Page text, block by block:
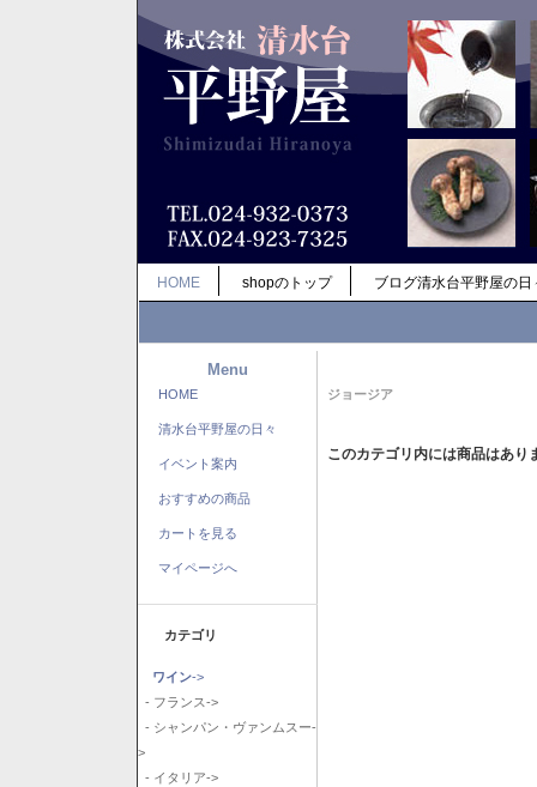
HOME shopのトップ ブログ清水台平野屋の日
Menu
HOME
清水台平野屋の日々
イベント案内
おすすめの商品
カートを見る
マイページへ
カテゴリ
ワイン->
- フランス->
- シャンパン・ヴァンムスー-
>
- イタリア->
ジョージア
このカテゴリ内には商品はあり